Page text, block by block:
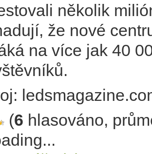
několik
že nové
na více jak 40
(6 hlasováno,